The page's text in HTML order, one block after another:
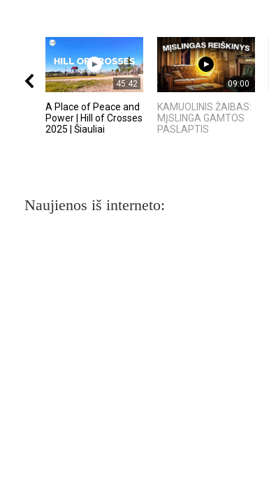
45:42
A Place of Peace and
Power | Hill of Crosses
2025 | Šiauliai
09:00
KAMUOLINIS ŽAIBAS:
MĮSLINGA GAMTOS
PASLAPTIS
Naujienos iš interneto: